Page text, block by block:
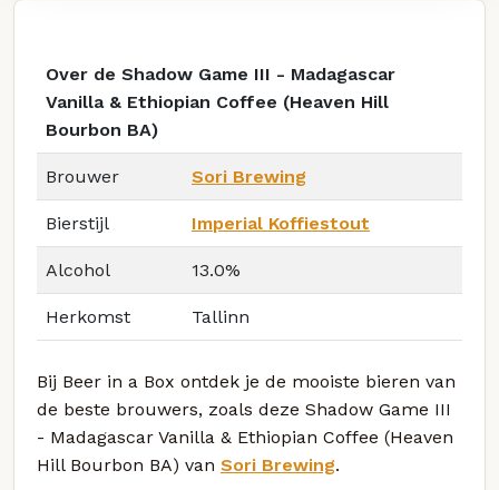
Over de Shadow Game III - Madagascar
Vanilla & Ethiopian Coffee (Heaven Hill
Bourbon BA)
Brouwer Sori Brewing
Bierstijl Imperial Koffiestout
Alcohol 13.0%
Herkomst Tallinn
Bij Beer in a Box ontdek je de mooiste bieren van
de beste brouwers, zoals deze Shadow Game III
- Madagascar Vanilla & Ethiopian Coffee (Heaven
Hill Bourbon BA) van Sori Brewing.